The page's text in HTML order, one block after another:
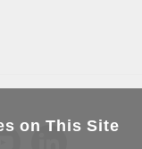
on This Site